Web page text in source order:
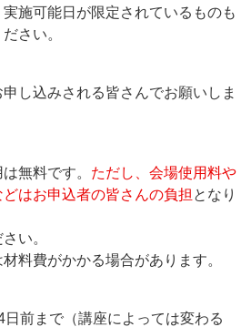
施可能日が限定されているものも
さい。
し込みされる皆さんでお願いしま
無料です。 ただし、会場使用料や
はお申込者の皆さんの負担 となり
い。
料費がかかる場合があります。
前まで（講座によっては変わる